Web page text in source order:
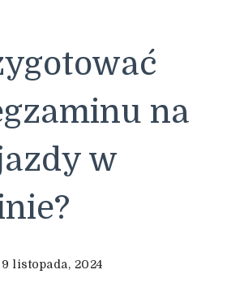
na
w
9 listopada, 2024